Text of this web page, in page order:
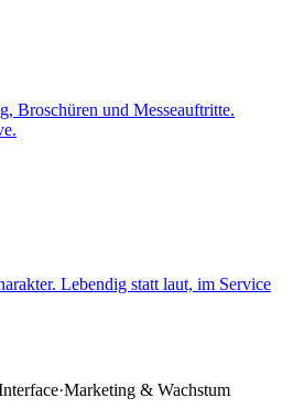
Broschüren und Messeauftritte.
Lebendig statt laut, im Service
·Marketing & Wachstum